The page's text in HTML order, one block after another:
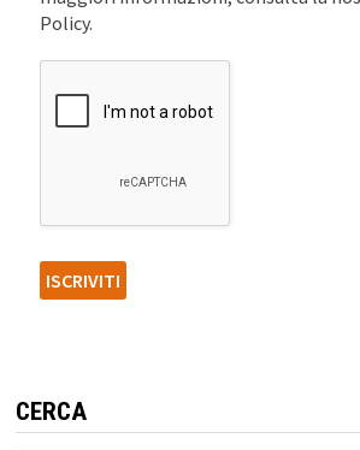
Policy.
CERCA